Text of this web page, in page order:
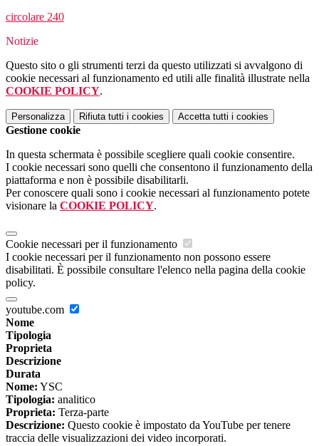
circolare 240
Notizie
Questo sito o gli strumenti terzi da questo utilizzati si avvalgono di
cookie necessari al funzionamento ed utili alle finalità illustrate nella
COOKIE POLICY.
Personalizza Rifiuta tutti i cookies Accetta tutti i cookies
Gestione cookie
In questa schermata è possibile scegliere quali cookie consentire.
I cookie necessari sono quelli che consentono il funzionamento della
piattaforma e non è possibile disabilitarli.
Per conoscere quali sono i cookie necessari al funzionamento potete
visionare la COOKIE POLICY.
Cookie necessari per il funzionamento
I cookie necessari per il funzionamento non possono essere
disabilitati. È possibile consultare l'elenco nella pagina della cookie
policy.
youtube.com
Nome
Tipologia
Proprieta
Descrizione
Durata
Nome: YSC
Tipologia: analitico
Proprieta: Terza-parte
Descrizione: Questo cookie è impostato da YouTube per tenere
traccia delle visualizzazioni dei video incorporati.